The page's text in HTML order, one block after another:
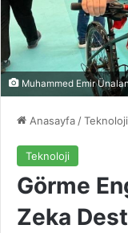
Muhammed Emir
Anasayfa /Teknoloji
Teknoloji
Görme
Zeka